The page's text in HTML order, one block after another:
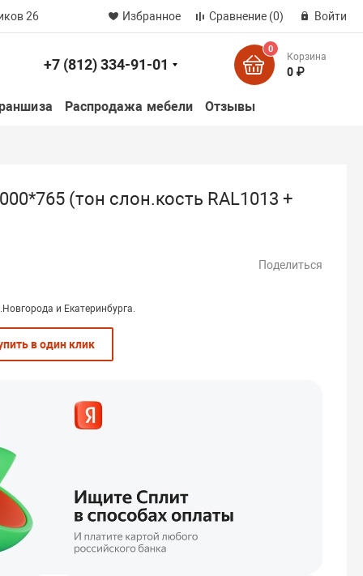
26 Избранное Сравнение (0) Войти
+7 (812) 334-91-01
0
Корзина
0 ₽
Распродажа мебели Отзывы
(тон слон.кость RAL1013 +
Поделиться
и Екатеринбурга.
в один клик